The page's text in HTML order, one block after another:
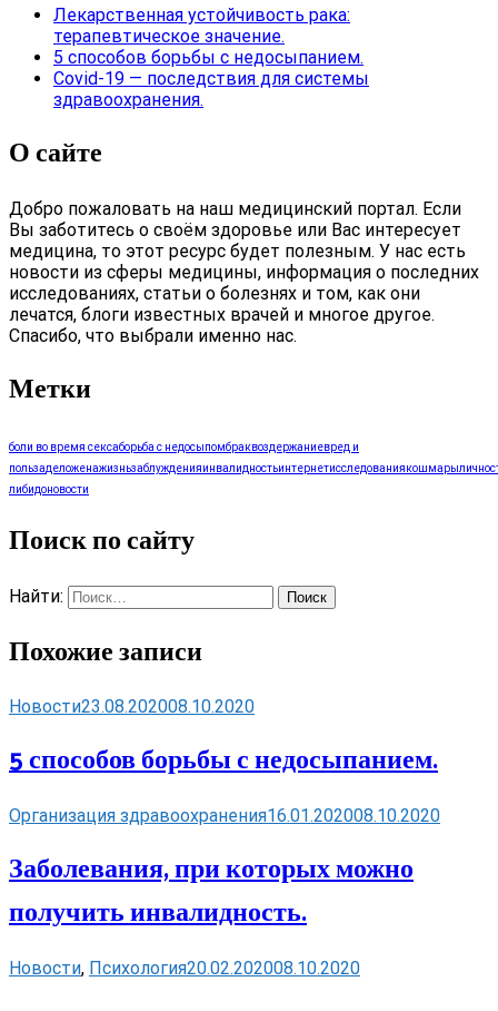
Лекарственная устойчивость рака:
терапевтическое значение.
5 способов борьбы с недосыпанием.
Covid-19 — последствия для системы
здравоохранения.
О сайте
Добро пожаловать на наш медицинский портал. Если
Вы заботитесь о своём здоровье или Вас интересует
медицина, то этот ресурс будет полезным. У нас есть
новости из сферы медицины, информация о последних
исследованиях, статьи о болезнях и том, как они
лечатся, блоги известных врачей и многое другое.
Спасибо, что выбрали именно нас.
Метки
боли во время сексаборьба с недосыпомбраквоздержаниевред и
пользаделоженажизньзаблужденияинвалидностьинтернетисследованиякошмары
либидоновости
Поиск по сайту
Найти:
Похожие записи
Новости23.08.202008.10.2020
5 способов борьбы с недосыпанием.
Организация здравоохранения16.01.202008.10.2020
Заболевания, при которых можно
получить инвалидность.
Новости, Психология20.02.202008.10.2020